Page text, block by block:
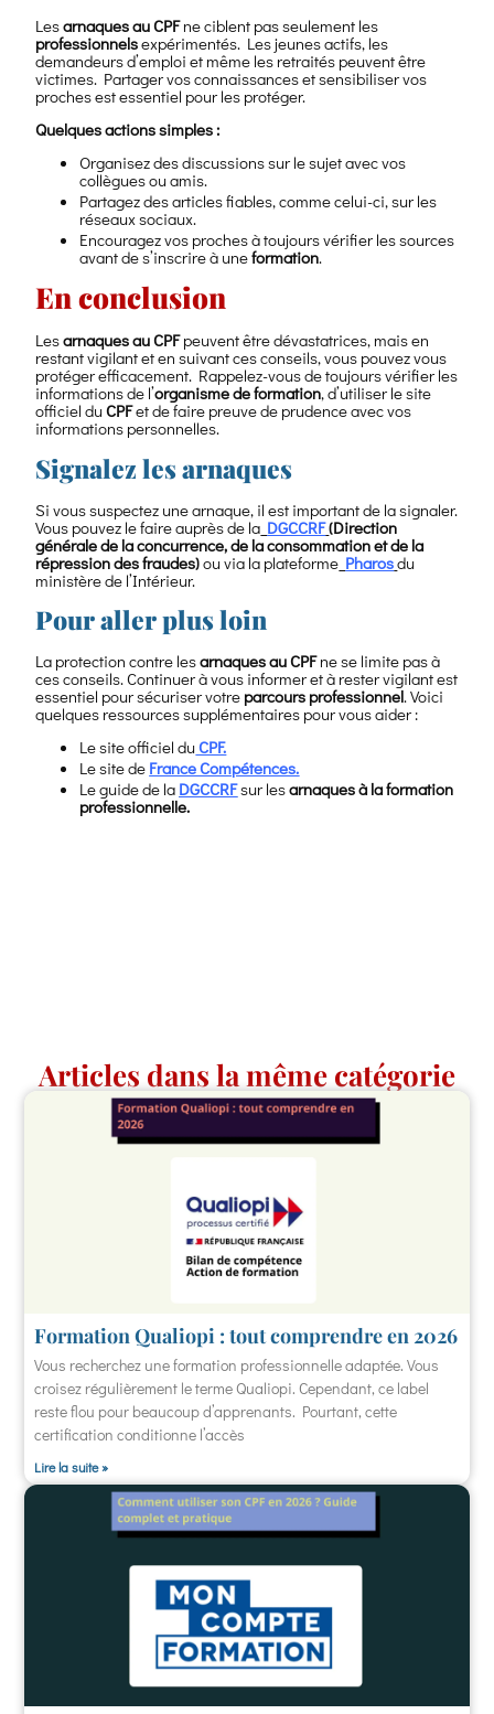
Lesarnaques au CPFne ciblent pas seulement les
professionnelsexpérimentés. Les jeunes actifs, les
demandeurs d’emploi et même les retraités peuvent être
victimes. Partager vos connaissances et sensibiliser vos
proches est essentiel pour les protéger.
Quelques actions simples :
Organisez des discussions sur le sujet avec vos
collègues ou amis.
Partagez des articles fiables, comme celui-ci, sur les
réseaux sociaux.
Encouragez vos proches à toujours vérifier les sources
avant de s’inscrire à uneformation.
En conclusion
Lesarnaques au CPFpeuvent être dévastatrices, mais en
restant vigilant et en suivant ces conseils, vous pouvez vous
protéger efficacement. Rappelez-vous de toujours vérifier les
informations de l’organisme de formation, d’utiliser le site
officiel duCPFet de faire preuve de prudence avec vos
informations personnelles.
Signalez les arnaques
Si vous suspectez une arnaque, il est important de la signaler.
Vous pouvez le faire auprès de la DGCCRF(Direction
générale de la concurrence, de la consommation et de la
répression des fraudes)ou via la plateforme Pharosdu
ministère de l’Intérieur.
Pour aller plus loin
La protection contre lesarnaques au CPFne se limite pas à
ces conseils. Continuer à vous informer et à rester vigilant est
essentiel pour sécuriser votre parcours professionnel. Voici
quelques ressources supplémentaires pour vous aider :
Le site officiel duCPF.
Le site de France Compétences.
Le guide de la DGCCRFsur lesarnaques à la formation
professionnelle.
Articles dans la même catégorie
Formation Qualiopi : tout comprendre en 2026
Vous recherchez une formation professionnelle adaptée. Vous
croisez régulièrement le terme Qualiopi. Cependant, ce label
reste flou pour beaucoup d’apprenants. Pourtant, cette
certification conditionne l’accès
Lire la suite »